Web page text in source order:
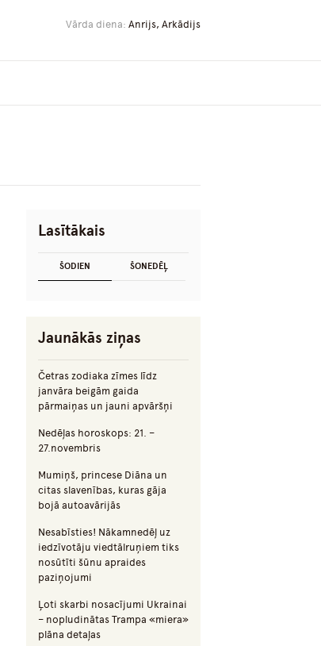
Vārda diena: Anrijs, Arkādijs
Lasītākais
ŠODIEN ŠONEDĒĻ
Jaunākās ziņas
Četras zodiaka zīmes līdz
janvāra beigām gaida
pārmaiņas un jauni apvāršņi
Nedēļas horoskops: 21. –
27.novembris
Mumiņš, princese Diāna un
citas slavenības, kuras gāja
bojā autoavārijās
Nesabīsties! Nākamnedēļ uz
iedzīvotāju viedtālruņiem tiks
nosūtīti šūnu apraides
paziņojumi
Ļoti skarbi nosacījumi Ukrainai
– nopludinātas Trampa «miera»
plāna detaļas